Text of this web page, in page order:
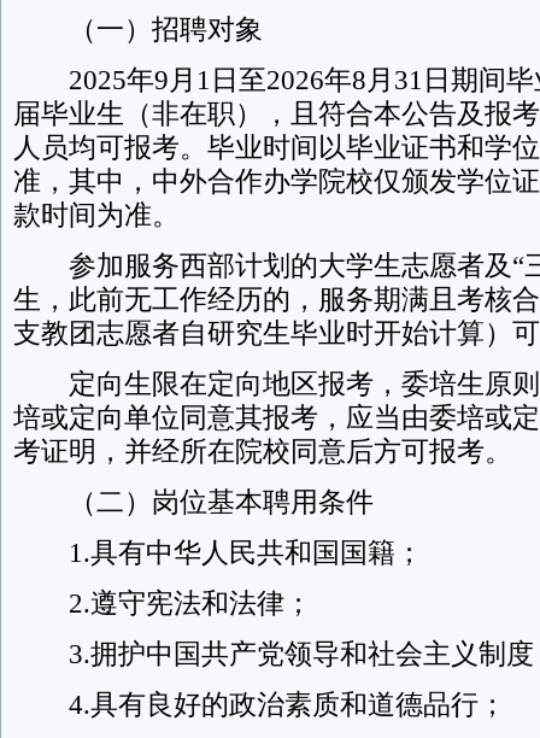
（一）招聘对象
2025年9月1日至2026年8月31日期间毕
届毕业生（非在职），且符合本公告及报
人员均可报考。毕业时间以毕业证书和学
准，其中，中外合作办学院校仅颁发学位
款时间为准。
参加服务西部计划的大学生志愿者及“
生，此前无工作经历的，服务期满且考核
支教团志愿者自研究生毕业时开始计算）
定向生限在定向地区报考，委培生原则
培或定向单位同意其报考，应当由委培或
考证明，并经所在院校同意后方可报考。
（二）岗位基本聘用条件
1.具有中华人民共和国国籍；
2.遵守宪法和法律；
3.拥护中国共产党领导和社会主义制度
4.具有良好的政治素质和道德品行；